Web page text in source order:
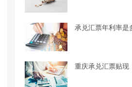
承兑汇票年利率是
重庆承兑汇票贴现